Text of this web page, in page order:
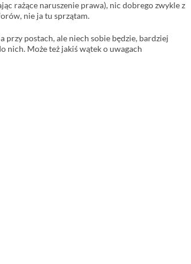
rażące naruszenie prawa), nic dobrego zwykle z
nie ja tu sprzątam.
przy postach, ale niech sobie będzie, bardziej
nich. Może też jakiś wątek o uwagach